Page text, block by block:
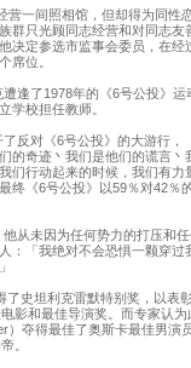
营一间照相馆，但却得为同性
群只光顾同志经营和对同志友
决定参选市监事会委员，在经
席位。
逢了1978年的《6号公投》
学校担任教师。
反对《6号公投》的大游行，
的奇迹丶我们是他们的谎言丶
们行动起来的时候，我们有力
终《6号公投》以59％对42％
从未因为任何势力的打压和
：「我绝对不会恐惧一颗穿过
史坦利克雷默特别奖，以表
影和最佳导演奖。而专家认为
）夺得最佳了奥斯卡最佳男演
。